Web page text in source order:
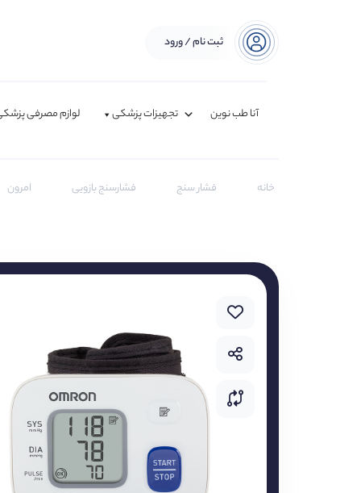
ثبت نام / ورود
آنا طب نوین تجهیزات پزشکی لوازم مصرفی
خانه فشار سنج فشارسنج بازویی امرون